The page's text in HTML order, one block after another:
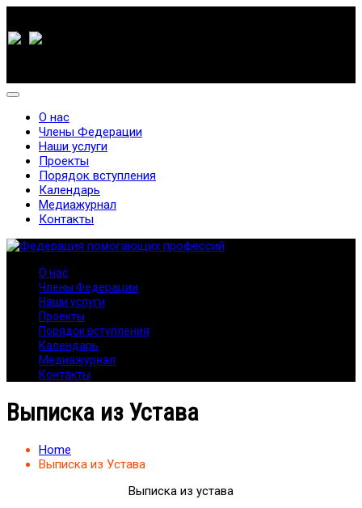
О нас
Члены Федерации
Наши услуги
Проекты
Порядок вступления
Календарь
Медиажурнал
Контакты
О нас
Члены Федерации
Наши услуги
Проекты
Порядок вступления
Календарь
Медиажурнал
Контакты
Выписка из Устава
Home
Выписка из Устава
Выписка из устава